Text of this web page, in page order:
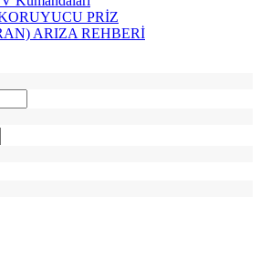
PRİZ
ARIZA REHBERİ